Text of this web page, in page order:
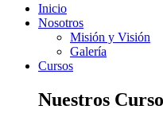
Inicio
Nosotros
Misión y Visión
Galería
Cursos
Nuestros